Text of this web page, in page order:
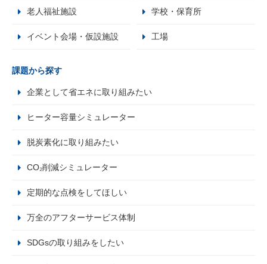
老人福祉施設 学校・保育所
イベント会場・仮設施設 工場
課題から探す
企業として省エネに取り組みたい
ヒーター容量シミュレーター
脱炭素化に取り組みたい
CO₂削減シミュレーター
定期的な点検をしてほしい
万全のアフターサービス体制
SDGsの取り組みをしたい